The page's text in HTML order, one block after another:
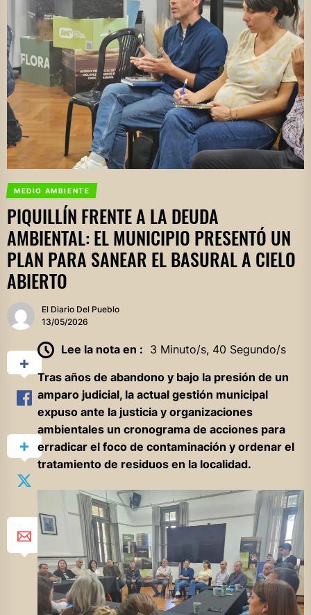
MEDIO AMBIENTE
PIQUILLÍN FRENTE A LA DEUDA
AMBIENTAL: EL MUNICIPIO PRESENTÓ UN
PLAN PARA SANEAR EL BASURAL A CIELO
ABIERTO
El Diario Del Pueblo
13/05/2026
Lee la nota en : 3 Minuto/s, 40 Segundo/s
Tras años de abandono y bajo la presión de un
amparo judicial, la actual gestión municipal
expuso ante la justicia y organizaciones
ambientales un cronograma de acciones para
erradicar el foco de contaminación y ordenar el
tratamiento de residuos en la localidad.